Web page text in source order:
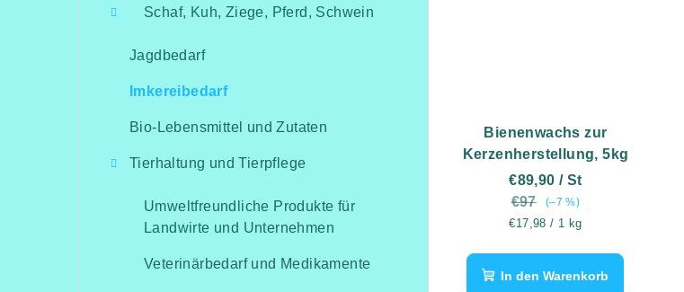
Schaf, Kuh, Ziege, Pferd, Schwein
Jagdbedarf
Imkereibedarf
Bio-Lebensmittel und Zutaten
Tierhaltung und Tierpflege
Umweltfreundliche Produkte für
Landwirte und Unternehmen
Veterinärbedarf und Medikamente
Bienenwachs zur
Kerzenherstellung, 5kg
€89,90/ St
€97
(–7 %)
Verkaufspreis:
€17,98 / 1 kg
In den Warenkorb